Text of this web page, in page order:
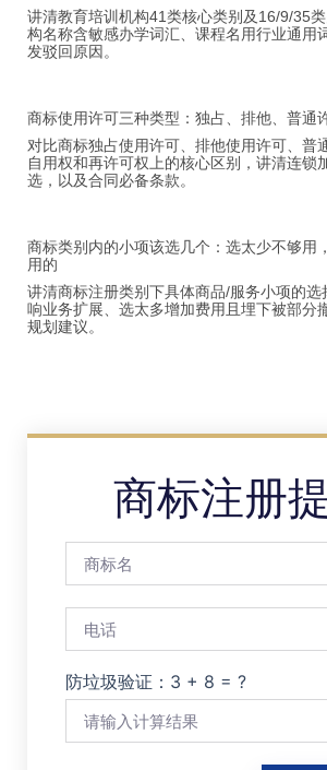
讲清教育培训机构41类核心类别及16/9/35
构名称含敏感办学词汇、课程名用行业通用
发驳回原因。
商标使用许可三种类型：独占、排他、普通
对比商标独占使用许可、排他使用许可、普
自用权和再许可权上的核心区别，讲清连锁
选，以及合同必备条款。
商标类别内的小项该选几个：选太少不够用
用的
讲清商标注册类别下具体商品/服务小项的
响业务扩展、选太多增加费用且埋下被部分
规划建议。
商标注册
防垃圾验证：3 + 8 = ?